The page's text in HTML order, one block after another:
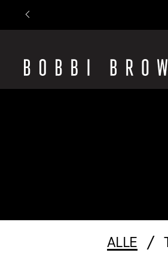
ALLE